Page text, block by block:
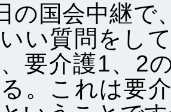
の国会中継で
い質問をし
要介護1、2
。これは要